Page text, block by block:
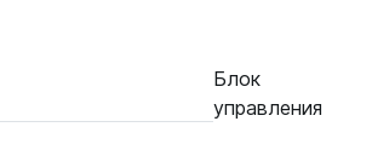
Блок
управления